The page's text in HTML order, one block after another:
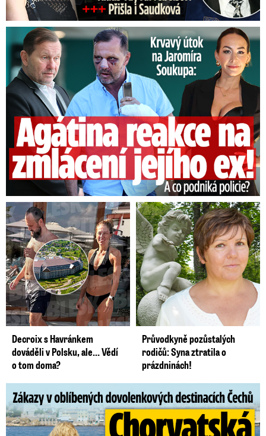
Útok na Jaromíra Soukupa: Reakce Agáty na zmlácení jejího ex
Decroix s Havránkem
dováděli v Polsku, ale… Vědí
o tom doma?
Průvodkyně pozůstalých
rodičů: Syna ztratila o
prázdninách!
Zákazy v dovolenkových rájích: Restrikce proti naháčům!